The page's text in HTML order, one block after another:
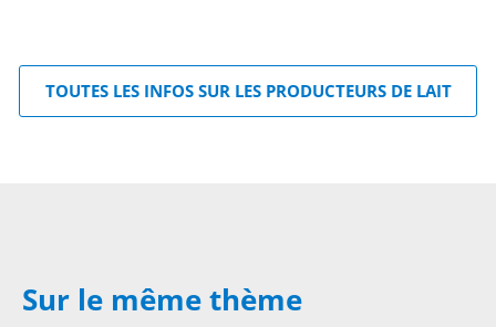
TOUTES LES INFOS SUR LES PRODUCTEURS DE LAIT
Sur le même thème